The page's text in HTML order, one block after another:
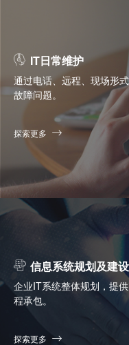
IT日常维护
通过电话、远程、现场形
故障问题。
探索更多
信息系统规划及建设
企业IT系统整体规划，提
程承包。
探索更多